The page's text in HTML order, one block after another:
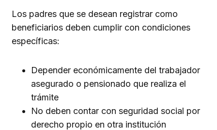
Los padres que se desean registrar como
beneficiarios deben cumplir con condiciones
específicas:
Depender económicamente del trabajador
asegurado o pensionado que realiza el
trámite
No deben contar con seguridad social por
derecho propio en otra institución